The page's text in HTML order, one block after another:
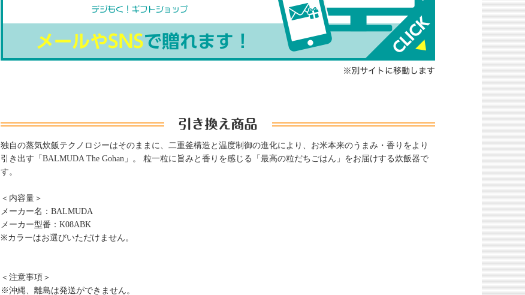
独自の蒸気炊飯テクノロジーはそのままに、二重釜構造と温度制御の進化により、お米本来のうまみ・香りをより
引き出す「BALMUDA The Gohan」。 粒一粒に旨みと香りを感じる「最高の粒だちごはん」をお届けする炊飯器で
す。
＜内容量＞
メーカー名：BALMUDA
メーカー型番：K08ABK
※カラーはお選びいただけません。
＜注意事項＞
※沖縄、離島は発送ができません。